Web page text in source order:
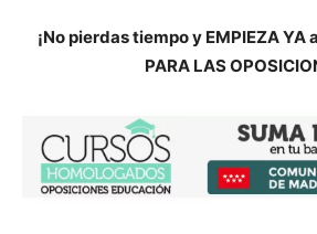
¡No pierdas tiempo y EMPIEZA YA
PARA LAS